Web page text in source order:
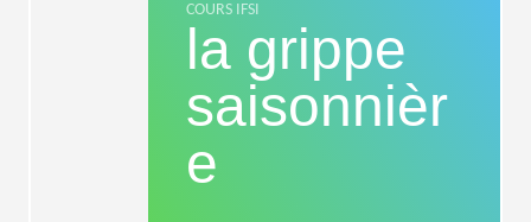
COURS IFSI
la grippe
saisonnièr
e